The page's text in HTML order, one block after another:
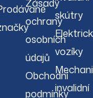
Zásady
ochrany
osobních
údajů
Obchodní
podmínky
skútry
vozíky
invalidní